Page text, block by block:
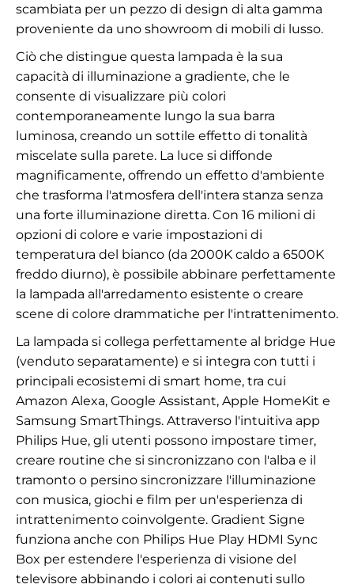
scambiata per un pezzo di design di alta gamma
proveniente da uno showroom di mobili di lusso.
Ciò che distingue questa lampada è la sua
capacità di illuminazione a gradiente, che le
consente di visualizzare più colori
contemporaneamente lungo la sua barra
luminosa, creando un sottile effetto di tonalità
miscelate sulla parete. La luce si diffonde
magnificamente, offrendo un effetto d'ambiente
che trasforma l'atmosfera dell'intera stanza senza
una forte illuminazione diretta. Con 16 milioni di
opzioni di colore e varie impostazioni di
temperatura del bianco (da 2000K caldo a 6500K
freddo diurno), è possibile abbinare perfettamente
la lampada all'arredamento esistente o creare
scene di colore drammatiche per l'intrattenimento.
La lampada si collega perfettamente al bridge Hue
(venduto separatamente) e si integra con tutti i
principali ecosistemi di smart home, tra cui
Amazon Alexa, Google Assistant, Apple HomeKit e
Samsung SmartThings. Attraverso l'intuitiva app
Philips Hue, gli utenti possono impostare timer,
creare routine che si sincronizzano con l'alba e il
tramonto o persino sincronizzare l'illuminazione
con musica, giochi e film per un'esperienza di
intrattenimento coinvolgente. Gradient Signe
funziona anche con Philips Hue Play HDMI Sync
Box per estendere l'esperienza di visione del
televisore abbinando i colori ai contenuti sullo